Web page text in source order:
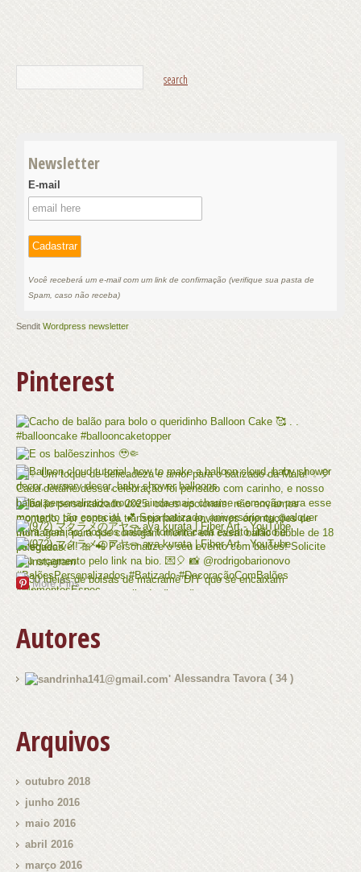
Newsletter
E-mail
Você receberá um e-mail com um link de confirmação (verifique sua pasta de
Spam, caso não receba)
Sendit Wordpress newsletter
Pinterest
More Pins
Autores
Alessandra Tavora ( 34 )
Arquivos
outubro 2018
junho 2016
maio 2016
abril 2016
março 2016